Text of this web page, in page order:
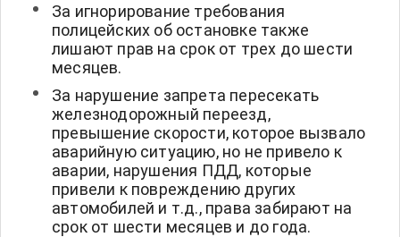
За игнорирование требования
полицейских об остановке также
лишают прав на срок от трех до шести
месяцев.
За нарушение запрета пересекать
железнодорожный переезд,
превышение скорости, которое вызвало
аварийную ситуацию, но не привело к
аварии, нарушения ПДД, которые
привели к повреждению других
автомобилей и т.д., права забирают на
срок от шести месяцев и до года.